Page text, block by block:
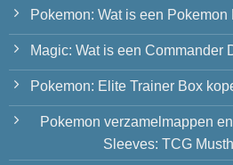
Pokemon: Wat is een Pokemon
Magic: Wat is een Commander
Pokemon: Elite Trainer Box
Pokemon verzamelmappen
Sleeves: TCG